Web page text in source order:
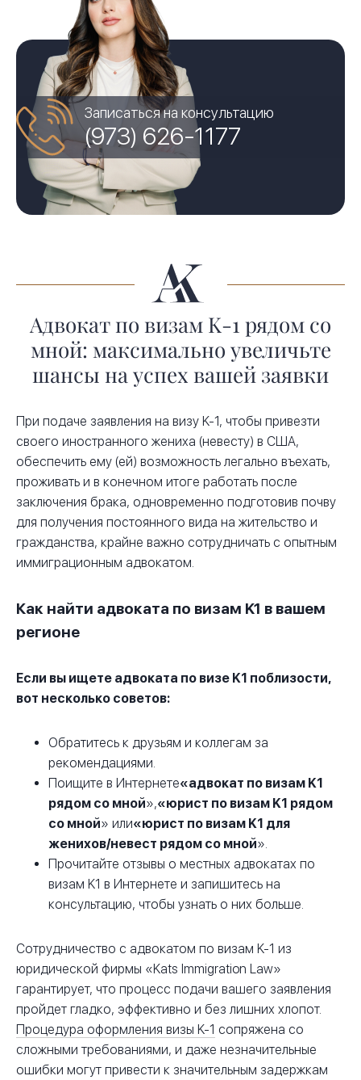
Записаться на консультацию
(973) 626-1177
Адвокат по визам K-1 рядом со
мной: максимально увеличьте
шансы на успех вашей заявки
При подаче заявления на визу K-1, чтобы привезти
своего иностранного жениха (невесту) в США,
обеспечить ему (ей) возможность легально въехать,
проживать и в конечном итоге работать после
заключения брака, одновременно подготовив почву
для получения постоянного вида на жительство и
гражданства, крайне важно сотрудничать с опытным
иммиграционным адвокатом.
Как найти адвоката по визам K1 в вашем
регионе
Если вы ищете адвоката по визе K1 поблизости,
вот несколько советов:
Обратитесь к друзьям и коллегам за
рекомендациями.
Поищите в Интернете«адвокат по визам K1
рядом со мной»,«юрист по визам K1 рядом
со мной» или«юрист по визам K1 для
женихов/невест рядом со мной».
Прочитайте отзывы о местных адвокатах по
визам K1 в Интернете и запишитесь на
консультацию, чтобы узнать о них больше.
Сотрудничество с адвокатом по визам K-1 из
юридической фирмы «Kats Immigration Law»
гарантирует, что процесс подачи вашего заявления
пройдет гладко, эффективно и без лишних хлопот.
Процедура оформления визы K-1 сопряжена со
сложными требованиями, и даже незначительные
ошибки могут привести к значительным задержкам